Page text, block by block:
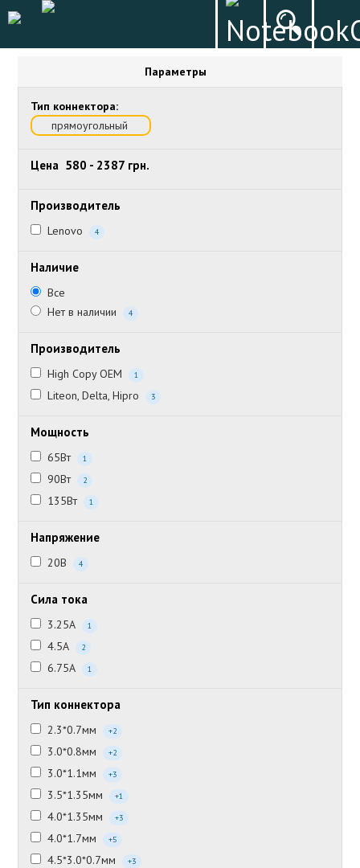
Параметры
Тип коннектора:
прямоугольный
Цена 580 - 2387 грн.
Производитель
Lenovo 4
Наличие
Все
Нет в наличии
4
Производитель
High Copy OEM 1
Liteon, Delta, Hipro 3
Мощность
65Вт 1
90Вт 2
135Вт 1
Напряжение
20В 4
Сила тока
3.25А 1
4.5А 2
6.75А 1
Тип коннектора
2.3*0.7мм +2
3.0*0.8мм +2
3.0*1.1мм +3
3.5*1.35мм +1
4.0*1.35мм +3
4.0*1.7мм +5
4.5*3.0*0.7мм +3